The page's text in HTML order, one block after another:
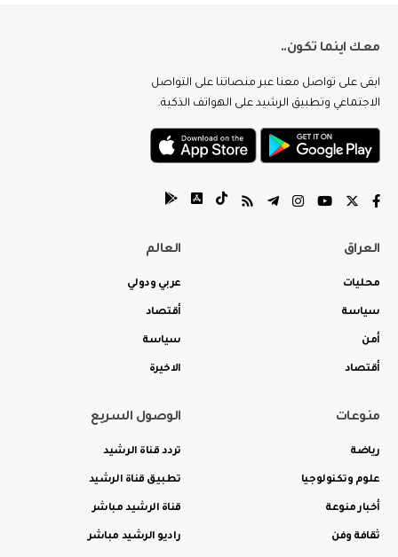
معك اينما تكون..
ابقى على تواصل معنا عبر منصاتنا على التواصل
الاجتماعي وتطبيق الرشيد على الهواتف الذكية.
العراق
محليات
سياسة
أمن
أقتصاد
العالم
عربي ودولي
أقتصاد
سياسة
الاخيرة
منوعات
رياضة
علوم وتكنولوجيا
أخبار منوعة
ثقافة وفن
الوصول السريع
تردد قناة الرشيد
تطبيق قناة الرشيد
قناة الرشيد مباشر
راديو الرشيد مباشر